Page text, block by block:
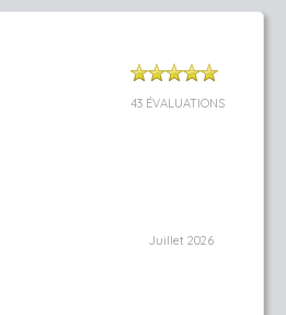
43 ÉVALUATIONS
Juillet 2026